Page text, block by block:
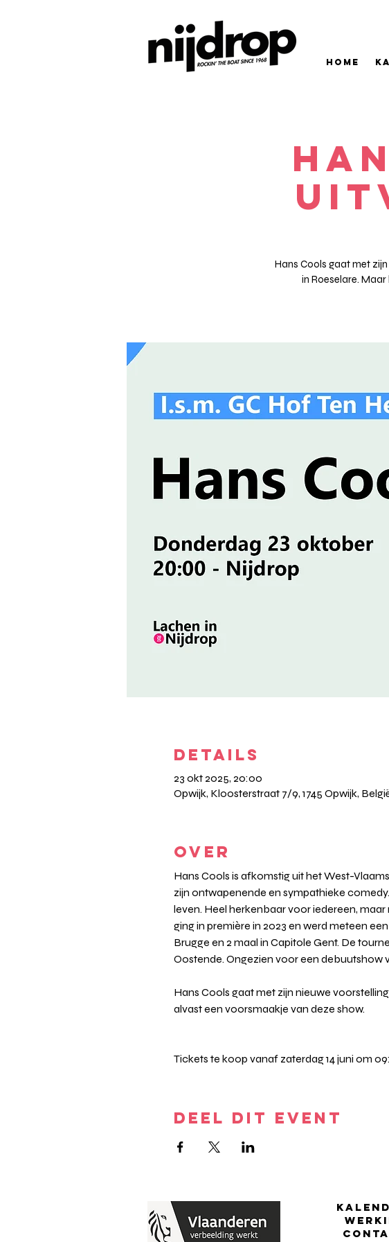
HOME
Hans Cools gaat met
in Roeselare.
DETAILS
23 okt 2025, 20:00
Opwijk, Kloosterstraat 7/9, 1745 Opwijk,
OVER
Hans Cools is afkomstig uit het West-
zijn ontwapenende en sympathieke
leven. Heel herkenbaar voor iedereen, maar
ging in première in 2023 en werd meteen
Brugge en 2 maal in Capitole Gent. De
Oostende. Ongezien voor een debuutshow
Hans Cools gaat met zijn nieuwe
alvast een voorsmaakje van deze show.
Tickets te koop vanaf zaterdag 14 juni om
DEEL DIT EVENT